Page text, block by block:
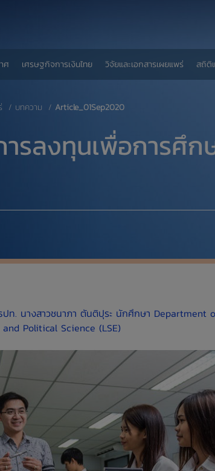
ศ เศรษฐกิจการเงินไทย วิจัยและเอกสารเผยแพร่ สถิติ
บทความ Article_01Sep2020
ลงทุนเพื่อการศึก
ปท. นางสาวชนาภา ตันติปุระ นักศึกษา Department
Political Science (LSE)